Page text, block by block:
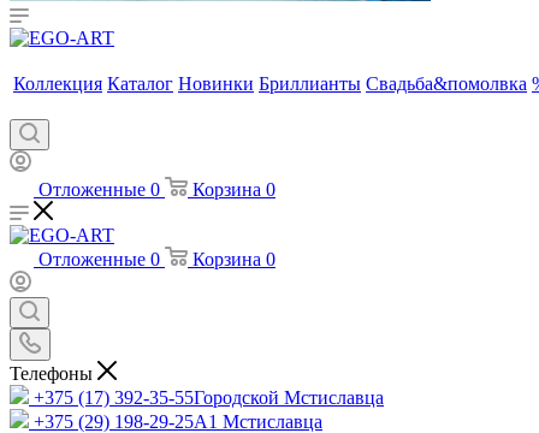
Коллекция Каталог Новинки Бриллианты Свадьба&помолвка
Отложенные 0 Корзина 0
Отложенные 0 Корзина 0
Телефоны
+375 (17) 392-35-55Городской Мстиславца
+375 (29) 198-29-25A1 Мстиславца